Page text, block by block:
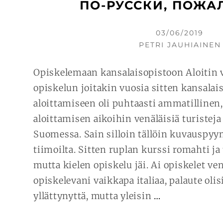
ПО-РУССКИ,
KIRJOITETTU
03/06/2019
KIRJOITTAJA
PETRI JAUHIAINEN
Opiskelemaan kansalaisopistoon Aloitin
opiskelun joitakin vuosia sitten
aloittamiseen oli puhtaasti
aloittamisen aikoihin venäläisiä
Suomessa. Sain silloin tällöin
tiimoilta. Sitten ruplan kurssi romahti
mutta kielen opiskelu jäi. Ai opiskelet
opiskelevani vaikkapa italiaa, palaute
yllättynyttä, mutta yleisin …